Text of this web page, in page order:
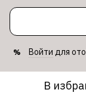
% Войти для
В